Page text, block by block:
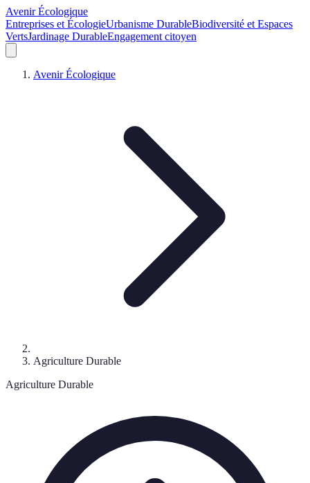
Avenir Écologique
Entreprises et ÉcologieUrbanisme DurableBiodiversité et Espaces
VertsJardinage DurableEngagement citoyen
Avenir Écologique
Agriculture Durable
Agriculture Durable